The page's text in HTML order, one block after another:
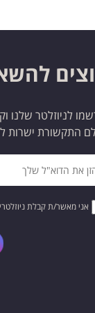
לניוזלטר שלנו
התקשורת ישרות
אני מאשר/ת קבלת